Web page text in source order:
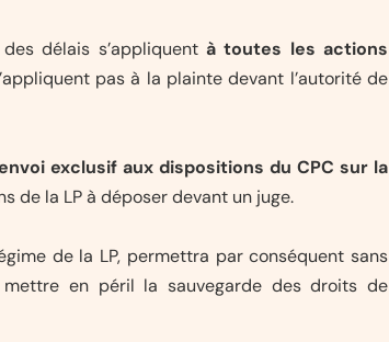
délais s’appliquent à toutes les actions
pas à la plainte devant l’autorité de
exclusif aux dispositions du CPC sur la
de la LP à déposer devant un juge.
de la LP, permettra par conséquent sans
en péril la sauvegarde des droits de